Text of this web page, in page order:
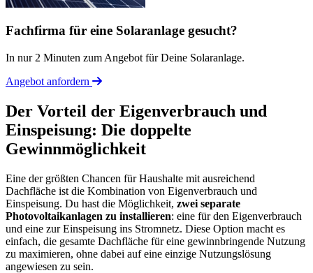
Fachfirma für eine Solaranlage gesucht?
In nur 2 Minuten zum Angebot für Deine Solaranlage.
Angebot anfordern
Der Vorteil der Eigenverbrauch und
Einspeisung: Die doppelte
Gewinnmöglichkeit
Eine der größten Chancen für Haushalte mit ausreichend
Dachfläche ist die Kombination von Eigenverbrauch und
Einspeisung. Du hast die Möglichkeit, zwei separate
Photovoltaikanlagen zu installieren: eine für den Eigenverbrauch
und eine zur Einspeisung ins Stromnetz. Diese Option macht es
einfach, die gesamte Dachfläche für eine gewinnbringende Nutzung
zu maximieren, ohne dabei auf eine einzige Nutzungslösung
angewiesen zu sein.